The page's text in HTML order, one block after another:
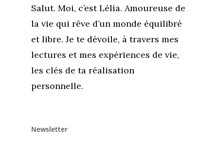
Salut. Moi, c’est Lélia. Amoureuse de
la vie qui rêve d’un monde équilibré
et libre. Je te dévoile, à travers mes
lectures et mes expériences de vie,
les clés de ta réalisation
personnelle.
Newsletter